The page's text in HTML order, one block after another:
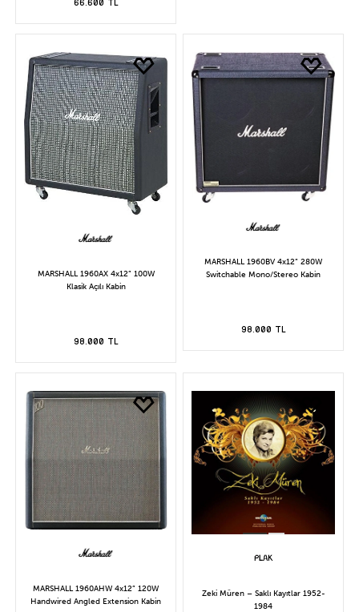
66.600 TL
MARSHALL 1960AX 4x12” 100W
Klasik Açılı Kabin
98.000 TL
MARSHALL 1960BV 4x12” 280W
Switchable Mono/Stereo Kabin
98.000 TL
MARSHALL 1960AHW 4x12” 120W
Handwired Angled Extension Kabin
Zeki Müren – Saklı Kayıtlar 1952-
1984